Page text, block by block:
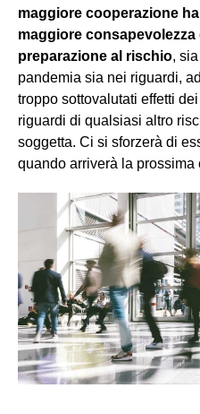
maggiore cooperazione
maggiore consapevolezza
preparazione al rischio,
pandemia sia nei riguardi,
troppo sottovalutati effetti
riguardi di qualsiasi altro
soggetta. Ci si sforzerà di
quando arriverà la prossima